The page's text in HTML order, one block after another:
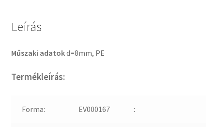
Leírás
Műszaki adatokd=8mm, PE
Termékleírás:
Forma: EV000167 :